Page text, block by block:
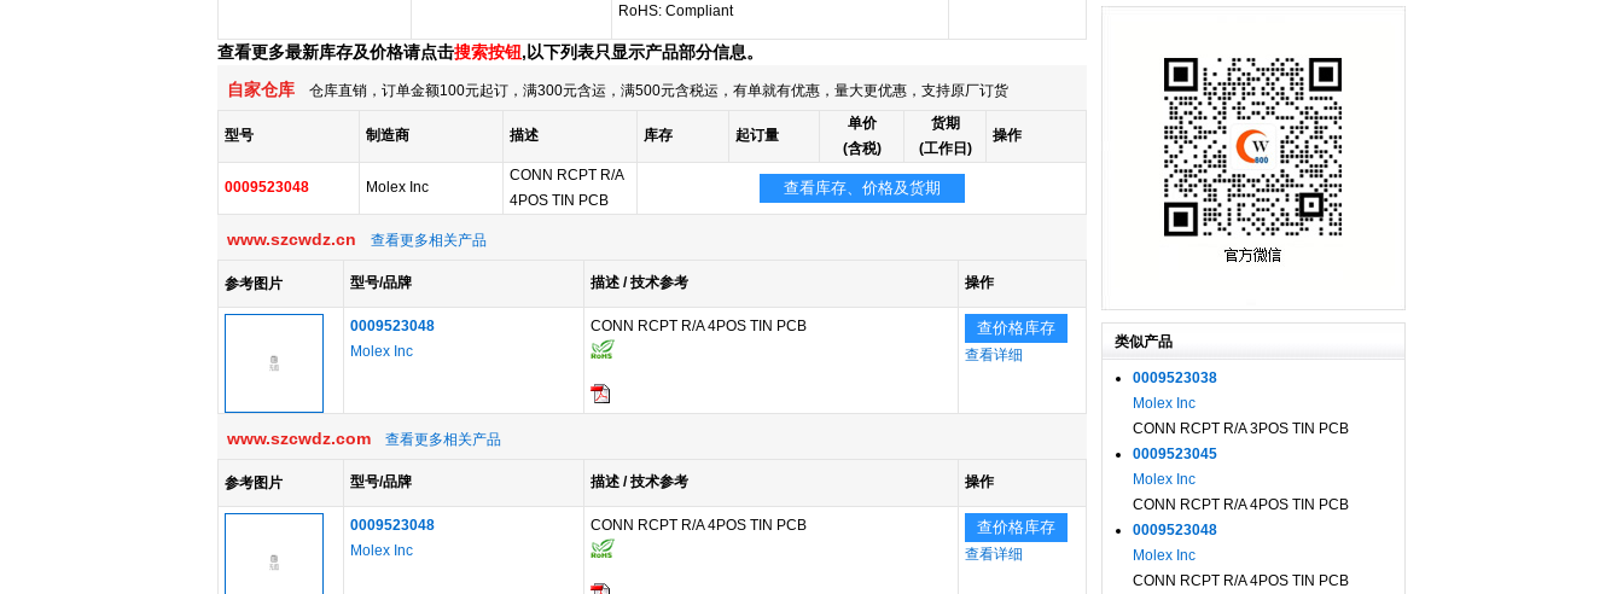
RoHS: Compliant
查看更多最新库存及价格请点击搜索按钮,以下列表只显示产品部分信息。
自家仓库 仓库直销，订单金额100元起订，满300元含运，满500元含税运，有单就有优惠，量大更优惠，支持原厂订货
型号 制造商 描述 库存 起订量
单价
(含税)
货期
(工作日)
操作
0009523048 Molex Inc
CONN RCPT R/A
4POS TIN PCB
查看库存、价格及货期
www.szcwdz.cn 查看更多相关产品
参考图片 型号/品牌 描述 / 技术参考 操作
0009523048
Molex Inc
CONN RCPT R/A 4POS TIN PCB 查价格库存
查看详细
www.szcwdz.com 查看更多相关产品
参考图片 型号/品牌 描述 / 技术参考 操作
0009523048
Molex Inc
CONN RCPT R/A 4POS TIN PCB 查价格库存
查看详细
类似产品
0009523038
Molex Inc
CONN RCPT R/A 3POS TIN PCB
0009523045
Molex Inc
CONN RCPT R/A 4POS TIN PCB
0009523048
Molex Inc
CONN RCPT R/A 4POS TIN PCB